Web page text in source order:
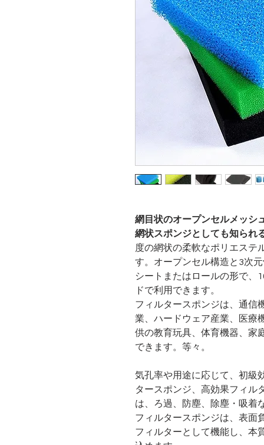
網目状のオープンセルメッシ
網状スポンジとしても知られ
度の網状の柔軟なポリエステ
す。オープンセル構造と3次
シートまたはロールの形で、
ドで利用できます。
フィルタースポンジは、通信
業、ハードウェア産業、医療
供の教育玩具、体育機器、家
できます。等々。
気孔率や用途に応じて
、初級
タースポンジ 、高効果フィル
は、ろ過、防塵、除塵・吸着
フィルタースポンジは、表面
フィルターとして機能し、本